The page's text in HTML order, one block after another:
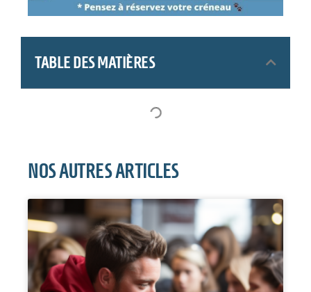
TABLE DES MATIÈRES
NOS AUTRES ARTICLES